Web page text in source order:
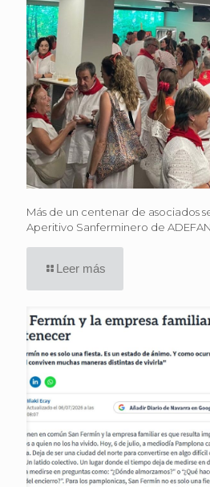
Más de un centenar de asociados
Aperitivo Sanferminero de ADEFAN
Leer más